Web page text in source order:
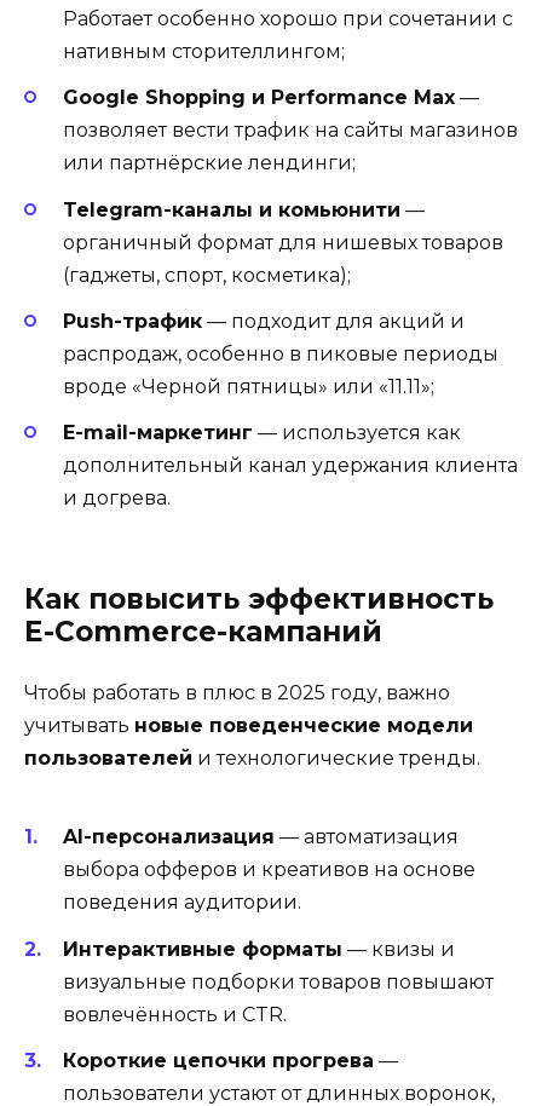
Работает особенно хорошо при сочетании с
нативным сторителлингом;
Google Shopping и Performance Max —
позволяет вести трафик на сайты магазинов
или партнёрские лендинги;
Telegram-каналы и комьюнити —
органичный формат для нишевых товаров
(гаджеты, спорт, косметика);
Push-трафик — подходит для акций и
распродаж, особенно в пиковые периоды
вроде «Черной пятницы» или «11.11»;
E-mail-маркетинг — используется как
дополнительный канал удержания клиента
и догрева.
Как повысить эффективность
E-Commerce-кампаний
Чтобы работать в плюс в 2025 году, важно
учитывать новые поведенческие модели
пользователей и технологические тренды.
AI-персонализация — автоматизация
выбора офферов и креативов на основе
поведения аудитории.
Интерактивные форматы — квизы и
визуальные подборки товаров повышают
вовлечённость и CTR.
Короткие цепочки прогрева —
пользователи устают от длинных воронок,